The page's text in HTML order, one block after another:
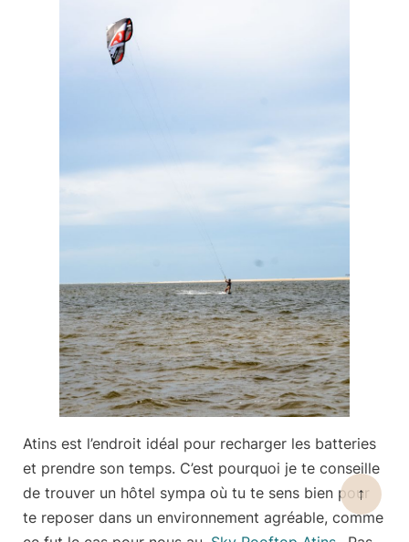
Atins est l’endroit idéal pour recharger les batteries
et prendre son temps. C’est pourquoi je te conseille
de trouver un hôtel sympa où tu te sens bien pour
te reposer dans un environnement agréable, comme
↑